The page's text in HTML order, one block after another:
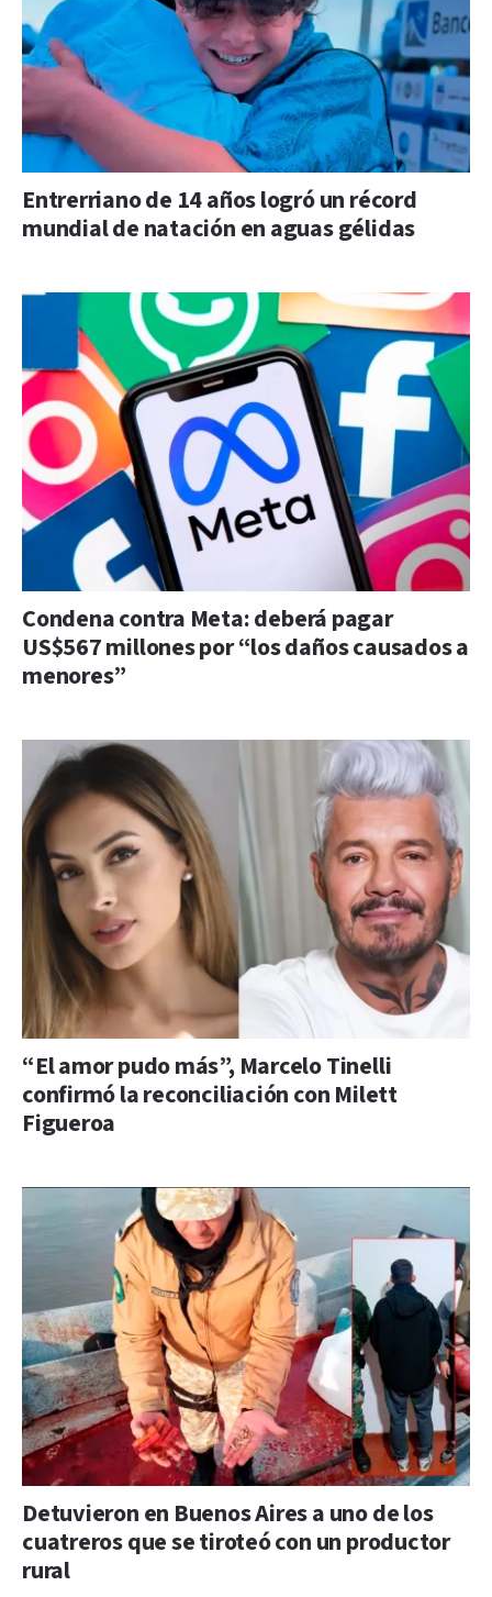
Entrerriano de 14 años logró un récord
mundial de natación en aguas gélidas
Condena contra Meta: deberá pagar
US$567 millones por “los daños causados a
menores”
“El amor pudo más”, Marcelo Tinelli
confirmó la reconciliación con Milett
Figueroa
Detuvieron en Buenos Aires a uno de los
cuatreros que se tiroteó con un productor
rural